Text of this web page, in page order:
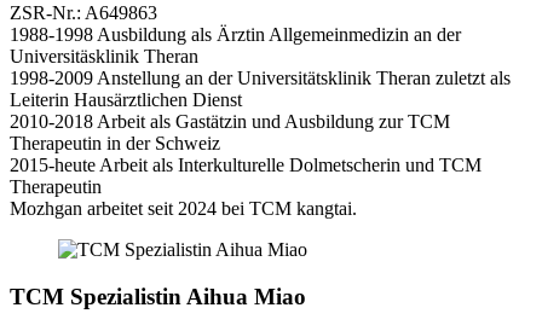
ZSR-Nr.: A649863
1988-1998 Ausbildung als Ärztin Allgemeinmedizin an der
Universitäsklinik Theran
1998-2009 Anstellung an der Universitätsklinik Theran zuletzt als
Leiterin Hausärztlichen Dienst
2010-2018 Arbeit als Gastätzin und Ausbildung zur TCM
Therapeutin in der Schweiz
2015-heute Arbeit als Interkulturelle Dolmetscherin und TCM
Therapeutin
Mozhgan arbeitet seit 2024 bei TCM kangtai.
TCM Spezialistin Aihua Miao